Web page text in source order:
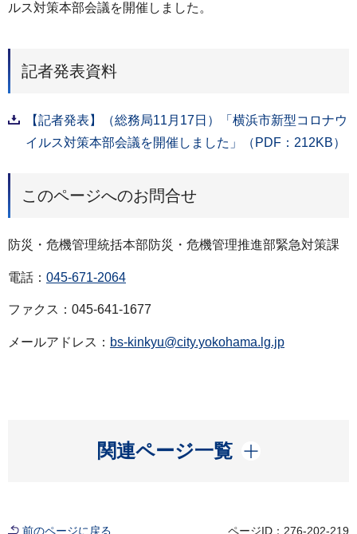
ルス対策本部会議を開催しました。
記者発表資料
【記者発表】（総務局11月17日）「横浜市新型コロナウ
イルス対策本部会議を開催しました」（PDF：212KB）
このページへのお問合せ
防災・危機管理統括本部防災・危機管理推進部緊急対策課
電話： 045-671-2064
ファクス：045-641-1677
メールアドレス： bs-kinkyu@city.yokohama.lg.jp
関連ページ一覧
開く
前のページに戻る ページID：276-202-219